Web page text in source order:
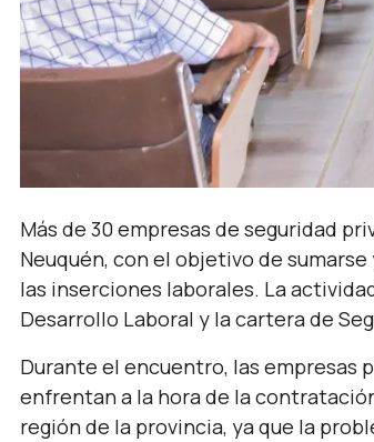
Más de 30 empresas de seguridad
Neuquén, con el objetivo de
las inserciones laborales. La
Desarrollo Laboral y la cartera de
Durante el encuentro, las empresas
enfrentan a la hora de la
región de la provincia, ya que la